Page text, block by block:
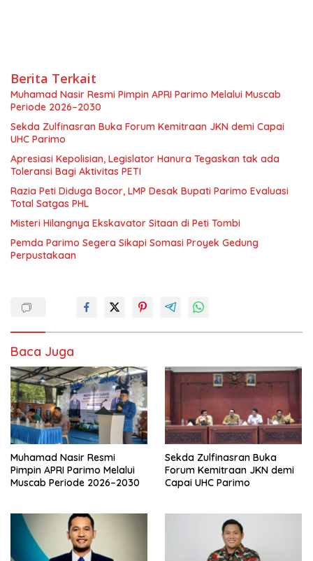
Berita Terkait
Muhamad Nasir Resmi Pimpin APRI Parimo Melalui Muscab
Periode 2026–2030
Sekda Zulfinasran Buka Forum Kemitraan JKN demi Capai
UHC Parimo
Apresiasi Kepolisian, Legislator Hanura Tegaskan tak ada
Toleransi Bagi Aktivitas PETI
Razia Peti Diduga Bocor, LMP Desak Bupati Parimo Evaluasi
Total Satgas PHL
Misteri Hilangnya Ekskavator Sitaan di Peti Tombi
Pemda Parimo Segera Sikapi Somasi Proyek Gedung
Perpustakaan
Baca Juga
Muhamad Nasir Resmi
Pimpin APRI Parimo Melalui
Muscab Periode 2026–2030
Sekda Zulfinasran Buka
Forum Kemitraan JKN demi
Capai UHC Parimo